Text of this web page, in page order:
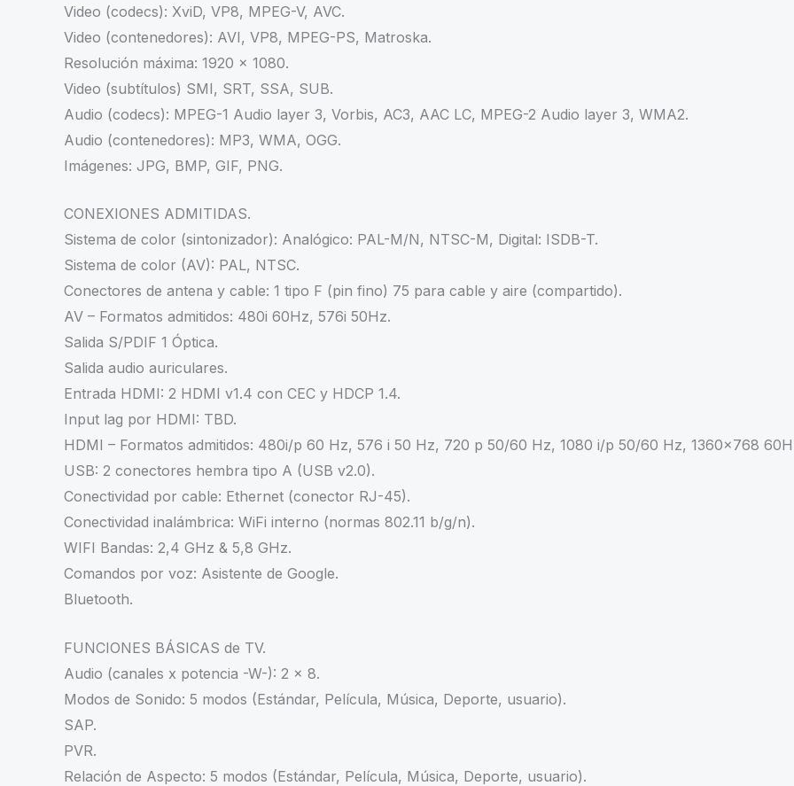
Video (codecs): XviD, VP8, MPEG-V, AVC.
Video (contenedores): AVI, VP8, MPEG-PS, Matroska.
Resolución máxima: 1920 x 1080.
Video (subtítulos) SMI, SRT, SSA, SUB.
Audio (codecs): MPEG-1 Audio layer 3, Vorbis, AC3, AAC LC, MPEG-2 Audio layer 3, WMA2.
Audio (contenedores): MP3, WMA, OGG.
Imágenes: JPG, BMP, GIF, PNG.
CONEXIONES ADMITIDAS.
Sistema de color (sintonizador): Analógico: PAL-M/N, NTSC-M, Digital: ISDB-T.
Sistema de color (AV): PAL, NTSC.
Conectores de antena y cable: 1 tipo F (pin fino) 75 para cable y aire (compartido).
AV – Formatos admitidos: 480i 60Hz, 576i 50Hz.
Salida S/PDIF 1 Óptica.
Salida audio auriculares.
Entrada HDMI: 2 HDMI v1.4 con CEC y HDCP 1.4.
Input lag por HDMI: TBD.
HDMI – Formatos admitidos: 480i/p 60 Hz, 576 i 50 Hz, 720 p 50/60 Hz, 1080 i/p 50/60 Hz, 1360×768
USB: 2 conectores hembra tipo A (USB v2.0).
Conectividad por cable: Ethernet (conector RJ-45).
Conectividad inalámbrica: WiFi interno (normas 802.11 b/g/n).
WIFI Bandas: 2,4 GHz & 5,8 GHz.
Comandos por voz: Asistente de Google.
Bluetooth.
FUNCIONES BÁSICAS de TV.
Audio (canales x potencia -W-): 2 x 8.
Modos de Sonido: 5 modos (Estándar, Película, Música, Deporte, usuario).
SAP.
PVR.
Relación de Aspecto: 5 modos (Estándar, Película, Música, Deporte, usuario).